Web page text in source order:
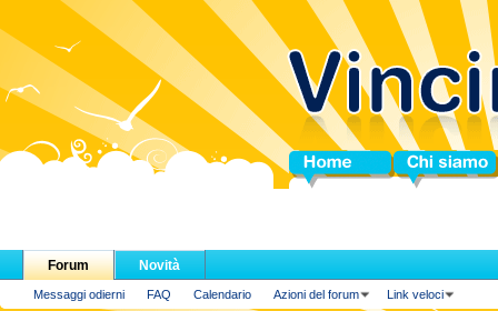
Home Chi siamo
Forum
Messaggi odierni FAQ Calendario Azioni del forum Link veloci
Novità